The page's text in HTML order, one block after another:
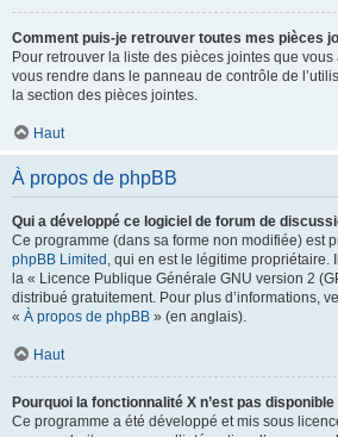
Comment puis-je retrouver toutes mes pièces
Pour retrouver la liste des pièces jointes que
vous rendre dans le panneau de contrôle de
la section des pièces jointes.
Haut
À propos de phpBB
Qui a développé ce logiciel de forum de
Ce programme (dans sa forme non modifiée) est
phpBB Limited , qui en est le légitime propriétaire.
la « Licence Publique Générale GNU version 2
distribué gratuitement. Pour plus d’informations,
« À propos de phpBB » (en anglais).
Haut
Pourquoi la fonctionnalité X n’est pas disponible
Ce programme a été développé et mis sous